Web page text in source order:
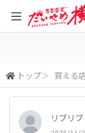
トップ＞ 買える
リブリブ